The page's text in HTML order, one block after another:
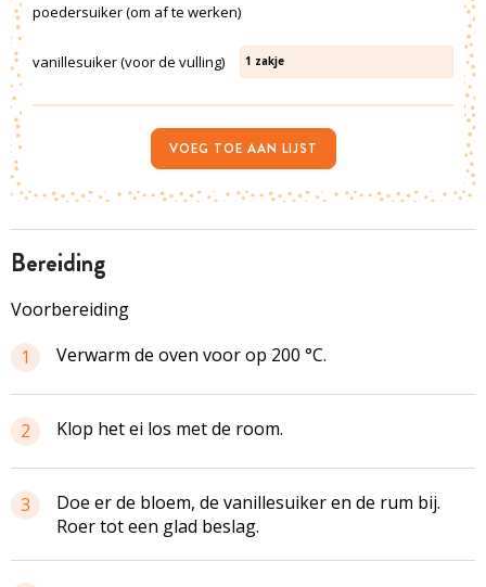
bereiding
Voorbereiding
1
Verwarm de oven voor op 200 °C.
2 Klop het ei los met de room.
3
Doe er de bloem, de vanillesuiker en de rum bij.
Roer tot een glad beslag.
poedersuiker (om af te werken)
vanillesuiker (voor de vulling) 1 zakje
VOEG TOE AAN LIJST